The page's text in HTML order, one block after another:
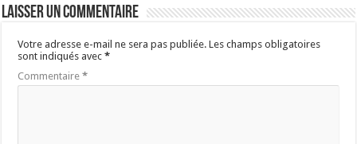
Laisser un commentaire
Votre adresse e-mail ne sera pas publiée. Les champs obligatoires
sont indiqués avec*
Commentaire*